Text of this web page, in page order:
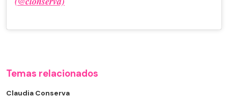
Temas relacionados
Claudia Conserva